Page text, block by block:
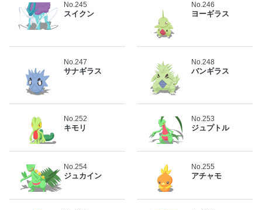
No.245
スイクン
No.246
ヨーギラス
No.247
サナギラス
No.248
バンギラス
No.252
キモリ
No.253
ジュプトル
No.254
ジュカイン
No.255
アチャモ